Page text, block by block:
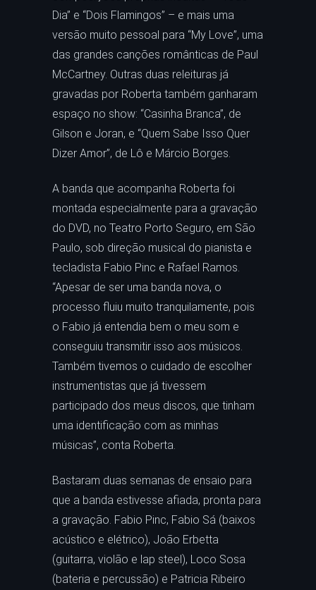
Dia” e “Dois Flamingos” – e mais uma
versão muito pessoal para “My Love”, uma
das grandes canções românticas de Paul
McCartney. Outras duas releituras já
gravadas por Roberta também ganharam
espaço no show: “Casinha Branca”, de
Gilson e Joran, e “Quem Sabe Isso Quer
Dizer Amor”, de Lô e Márcio Borges.
A banda que acompanha Roberta foi
montada especialmente para a gravação
do DVD, no Teatro Porto Seguro, em São
Paulo, sob direção musical do pianista e
tecladista Fabio Pinc e Rafael Ramos.
“Apesar de ser uma banda nova, o
processo fluiu muito tranquilamente, pois
o Fabio já entendia bem o meu som e
conseguiu transmitir isso aos músicos.
Também tivemos o cuidado de escolher
instrumentistas que já tivessem
participado dos meus discos, que tinham
uma identificação com as minhas
músicas”, conta Roberta.
Bastaram duas semanas de ensaio para
que a banda estivesse afiada, pronta para
a gravação. Fabio Pinc, Fabio Sá (baixos
acústico e elétrico), João Erbetta
(guitarra, violão e lap steel), Loco Sosa
(bateria e percussão) e Patricia Ribeiro